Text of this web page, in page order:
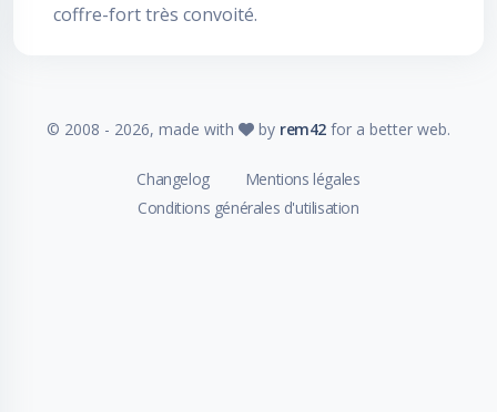
coffre-fort très convoité.
© 2008 - 2026, made with by rem42 for a better web.
Changelog
Mentions légales
Conditions générales d'utilisation